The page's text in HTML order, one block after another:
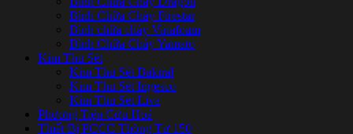
Bình Chữa Cháy Firestar
Bình chữa cháy Vinafoam
Bình Chữa Cháy Yamato
Kim Thu Sét
Kim Thu Sét Bakiral
Kim Thu Sét Ingesco
Kim Thu Sét Liva
Phương Tiện Cứu Hoả
Thiết Bị PCCC Thông Tư 150